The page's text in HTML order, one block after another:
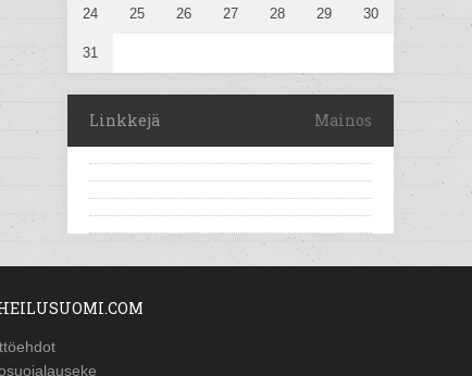
24 25 26 27 28 29 30
31
Linkkejä Mainos